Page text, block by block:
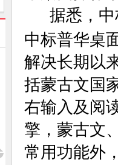
据悉，中
中标普华桌
解决长期以
括蒙古文国
右输入及阅
擎，蒙古文
常用功能外